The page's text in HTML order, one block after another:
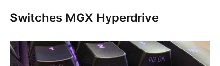
Switches MGX Hyperdrive